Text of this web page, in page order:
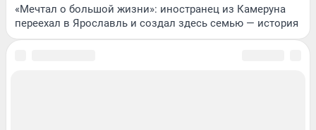
«Мечтал о большой жизни»: иностранец из Камеруна
переехал в Ярославль и создал здесь семью — история